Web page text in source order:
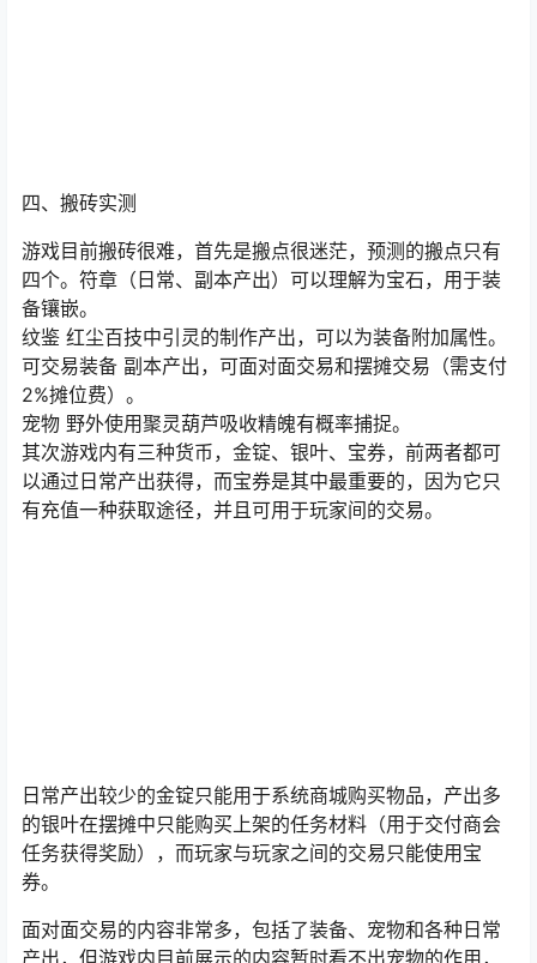
四、搬砖实测
游戏目前搬砖很难，首先是搬点很迷茫，预测的搬点只有
四个。符章（日常、副本产出）可以理解为宝石，用于装
备镶嵌。
纹鉴 红尘百技中引灵的制作产出，可以为装备附加属性。
可交易装备 副本产出，可面对面交易和摆摊交易（需支付
2%摊位费）。
宠物 野外使用聚灵葫芦吸收精魄有概率捕捉。
其次游戏内有三种货币，金锭、银叶、宝券，前两者都可
以通过日常产出获得，而宝券是其中最重要的，因为它只
有充值一种获取途径，并且可用于玩家间的交易。
日常产出较少的金锭只能用于系统商城购买物品，产出多
的银叶在摆摊中只能购买上架的任务材料（用于交付商会
任务获得奖励），而玩家与玩家之间的交易只能使用宝
券。
面对面交易的内容非常多，包括了装备、宠物和各种日常
产出，但游戏内目前展示的内容暂时看不出宠物的作用，